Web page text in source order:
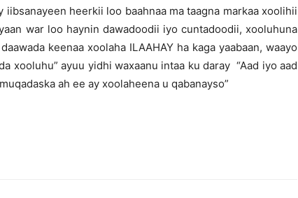
heerkii loo baahnaa ma taagna markaa xoolihii
war loo haynin dawadoodii iyo cuntadoodii, xooluhuna
keenaa xoolaha ILAAHAY ha kaga yaabaan, waayo
xooluhu” ayuu yidhi waxaanu intaa ku daray “Aad iyo aad
ah ee ay xoolaheena u qabanayso”